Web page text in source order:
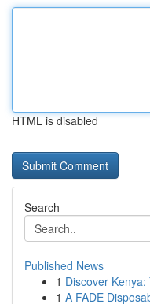
HTML is disabled
Search
Published News
1 Discover
1 A FADE